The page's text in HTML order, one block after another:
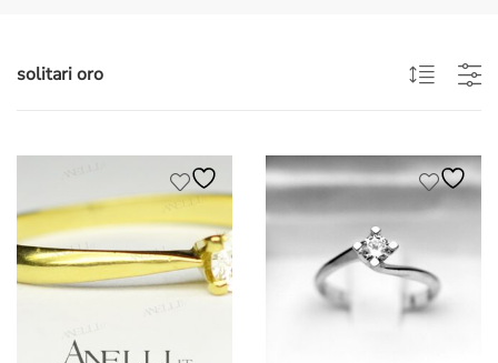
solitari oro